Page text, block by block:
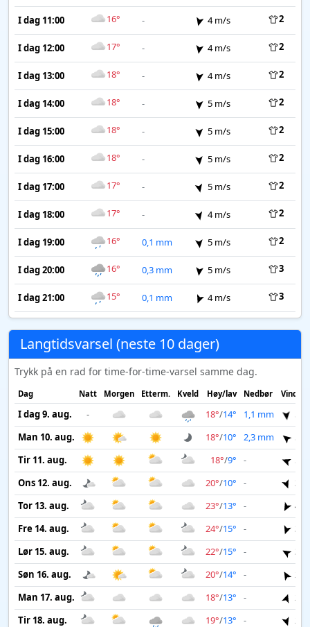
I dag 11:00 16° - 4 m/s 2
I dag 12:00 17° - 4 m/s 2
I dag 13:00 18° - 4 m/s 2
I dag 14:00 18° - 5 m/s 2
I dag 15:00 18° - 5 m/s 2
I dag 16:00 18° - 5 m/s 2
I dag 17:00 17° - 5 m/s 2
I dag 18:00 17° - 4 m/s 2
I dag 19:00 16° 0,1 mm 5 m/s 2
I dag 20:00 16° 0,3 mm 5 m/s 3
I dag 21:00 15° 0,1 mm 4 m/s 3
Langtidsvarsel (neste 10 dager)
Trykk på en rad for time-for-time-varsel samme dag.
Dag Natt Morgen Etterm. Kveld Høy/lav Nedbør Vind
I dag 9. aug. - 18°/14° 1,1 mm
5
Man 10. aug.
18°/10° 2,3 mm
5
Tir 11. aug.
18°/9° -
5
Ons 12. aug.
20°/10° -
3
Tor 13. aug.
23°/13° -
4
Fre 14. aug.
24°/15° -
3
Lør 15. aug.
22°/15° -
3
Søn 16. aug.
20°/14° -
2
Man 17. aug.
18°/13° -
2
Tir 18. aug.
19°/13° - 2